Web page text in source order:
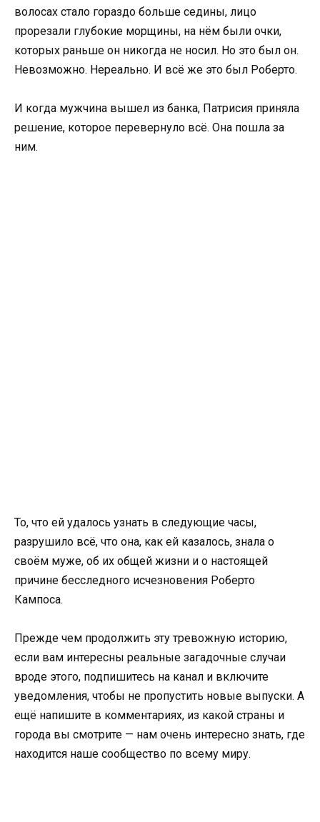
волосах стало гораздо больше седины, лицо
прорезали глубокие морщины, на нём были очки,
которых раньше он никогда не носил. Но это был он.
Невозможно. Нереально. И всё же это был Роберто.
И когда мужчина вышел из банка, Патрисия приняла
решение, которое перевернуло всё. Она пошла за
ним.
То, что ей удалось узнать в следующие часы,
разрушило всё, что она, как ей казалось, знала о
своём муже, об их общей жизни и о настоящей
причине бесследного исчезновения Роберто
Кампоса.
Прежде чем продолжить эту тревожную историю,
если вам интересны реальные загадочные случаи
вроде этого, подпишитесь на канал и включите
уведомления, чтобы не пропустить новые выпуски. А
ещё напишите в комментариях, из какой страны и
города вы смотрите — нам очень интересно знать, где
находится наше сообщество по всему миру.